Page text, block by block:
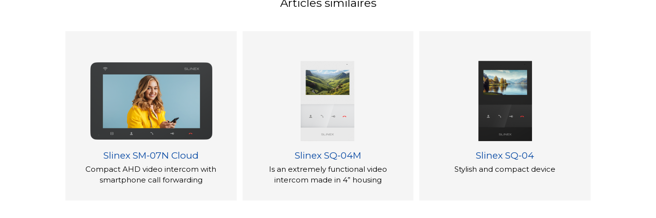
supportant les cartes microSD externes jusqu'à 256 Go pour l'enregistrement
les systèmes d'interphone 4 pouces. L'écran IPS offre une qualité d'image
supérieure avec des angles de vision plus larges et une reproduction des
couleurs plus précise par rapport aux écrans TFT traditionnels.
Soyez assuré que votre maison sera toujours sécurisée avec le système
d'interphone vidéo SQ-04N Cloud, qui comprend un détecteur de mouvement
logiciel sur un canal. Cette fonctionnalité ajoute une couche de sécurité
supplémentaire en permettant aux utilisateurs de surveiller tout mouvement ou
Apparence et écran
Articles similaires
Slinex SM-07N Cloud
Compact AHD video intercom with
smartphone call forwarding
Slinex SQ-04M
Is an extremely functional video
intercom made in 4” housing
Slinex SQ-04
Stylish and compact device